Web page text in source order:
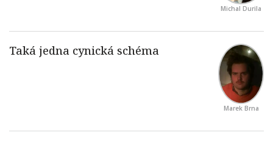
Michal Durila
Marek Brna